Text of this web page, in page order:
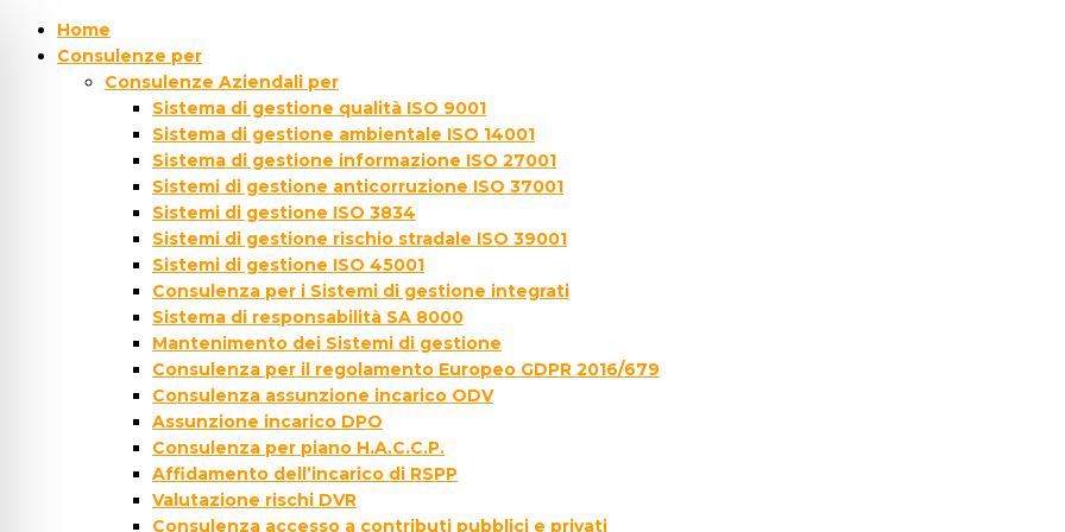
Home
Consulenze per
Consulenze Aziendali per
Sistema di gestione qualità ISO 9001
Sistema di gestione ambientale ISO 14001
Sistema di gestione informazione ISO 27001
Sistemi di gestione anticorruzione ISO 37001
Sistemi di gestione ISO 3834
Sistemi di gestione rischio stradale ISO 39001
Sistemi di gestione ISO 45001
Consulenza per i Sistemi di gestione integrati
Sistema di responsabilità SA 8000
Mantenimento dei Sistemi di gestione
Consulenza per il regolamento Europeo GDPR 2016/679
Consulenza assunzione incarico ODV
Assunzione incarico DPO
Consulenza per piano H.A.C.C.P.
Affidamento dell’incarico di RSPP
Valutazione rischi DVR
Consulenza accesso a contributi pubblici e privati